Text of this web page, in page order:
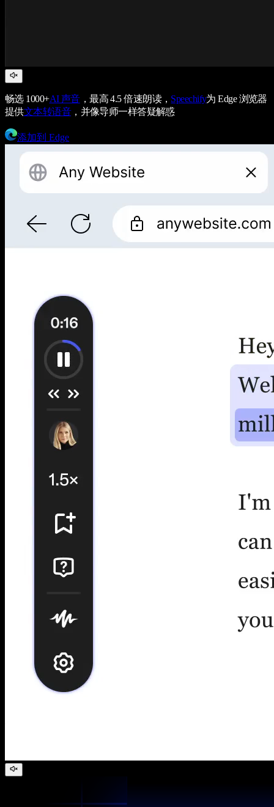
畅选 1000+AI 声音，最高 4.5 倍速朗读， Speechify为 Edge 浏览器
提供文本转语音，并像导师一样答疑解惑
添加到 Edge